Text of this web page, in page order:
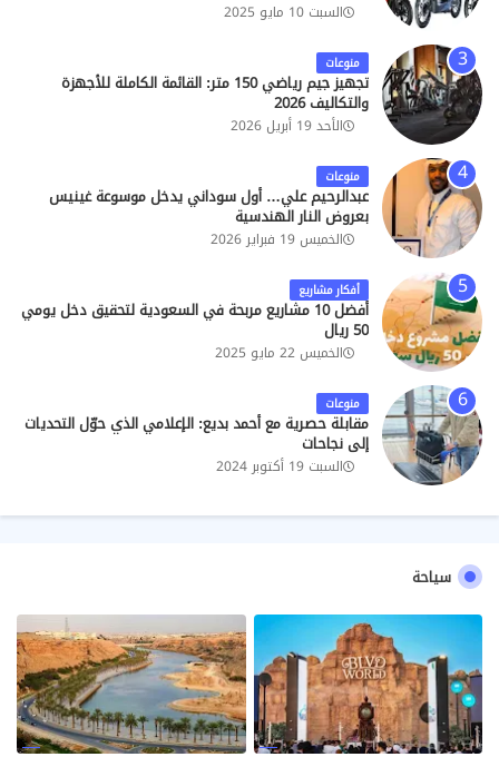
السبت 10 مايو 2025
منوعات
تجهيز جيم رياضي 150 متر: القائمة الكاملة للأجهزة
والتكاليف 2026
الأحد 19 أبريل 2026
منوعات
عبدالرحيم علي… أول سوداني يدخل موسوعة غينيس
بعروض النار الهندسية
الخميس 19 فبراير 2026
أفكار مشاريع
أفضل 10 مشاريع مربحة في السعودية لتحقيق دخل يومي
50 ريال
الخميس 22 مايو 2025
منوعات
مقابلة حصرية مع أحمد بديع: الإعلامي الذي حوّل التحديات
إلى نجاحات
السبت 19 أكتوبر 2024
سياحة